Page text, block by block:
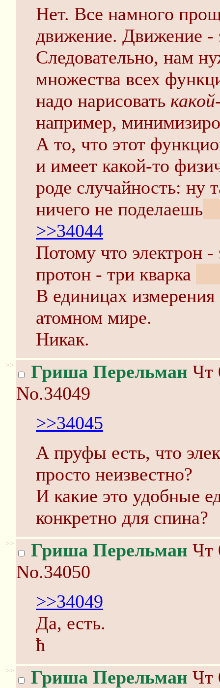
Нет. Все намного
движение. Движение -
Следовательно, нам
множества всех
надо нарисовать
например,
А то, что этот
и имеет какой-то
роде случайность: ну
ничего не поделаешь
>>34044
Потому что электрон -
протон - три кварка
В единицах
атомном мире.
Никак.
>> Гриша Перельман Чт
No.34049
>>34045
А пруфы есть, что
просто неизвестно?
И какие это удобные
конкретно для спина?
>> Гриша Перельман Чт
No.34050
>>34049
Да, есть.
ħ
>> Гриша Перельман Чт